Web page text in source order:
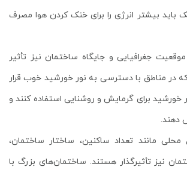
بیشتر انرژی را برای خنک کردن هوا مصرف
موقعیت جغرافیایی و جایگاه ساختمان نیز تأثیر
در مناطق با دسترسی به نور خورشید خوب قرار
خورشید برای گرمایش و روشنایی استفاده کنند و
دهند.
محلی مانند تعداد ساکنین، ساختار ساختمان،
نیز تأثیرگذار هستند. ساختمان‌های بزرگ با